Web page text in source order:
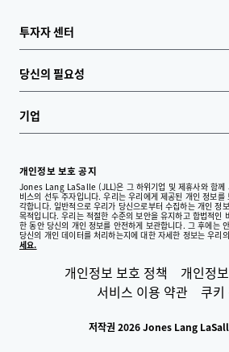
투자자 센터
당신의 필요성
기업
개인정보 보호 공지
Jones Lang LaSalle (JLL)은 그 하위기업 및 제휴사와 함께
비스의 선두 주자입니다. 우리는 우리에게 제공된 개인 정보
각합니다. 일반적으로 우리가 당신으로부터 수집하는 개인 정
목적입니다. 우리는 적절한 수준의 보안을 유지하고 합법적인
한 동안 당신의 개인 정보를 안전하게 보관합니다. 그 후에는
당신의 개인 데이터를 처리하는지에 대한 자세한 정보는 우리의
세요.
개인정보 보호 정책
개인정
서비스 이용 약관
쿠키
저작권 2026 Jones Lang